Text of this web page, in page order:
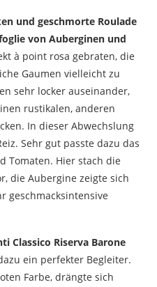
und geschmorte Roulade
von Auberginen und
à point rosa gebraten, die
Gaumen vielleicht zu
sehr locker auseinander,
rustikalen, anderen
In dieser Abwechslung
Sehr gut passte dazu das
Tomaten. Hier stach die
die Aubergine zeigte sich
geschmacksintensive
Classico Riserva Barone
ein perfekter Begleiter.
Farbe, drängte sich